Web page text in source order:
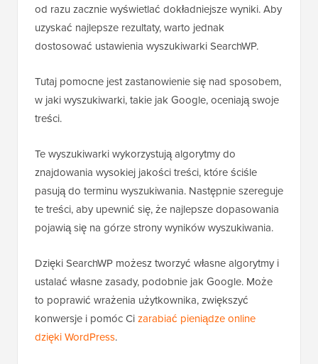
od razu zacznie wyświetlać dokładniejsze wyniki. Aby
uzyskać najlepsze rezultaty, warto jednak
dostosować ustawienia wyszukiwarki SearchWP.
Tutaj pomocne jest zastanowienie się nad sposobem,
w jaki wyszukiwarki, takie jak Google, oceniają swoje
treści.
Te wyszukiwarki wykorzystują algorytmy do
znajdowania wysokiej jakości treści, które ściśle
pasują do terminu wyszukiwania. Następnie szereguje
te treści, aby upewnić się, że najlepsze dopasowania
pojawią się na górze strony wyników wyszukiwania.
Dzięki SearchWP możesz tworzyć własne algorytmy i
ustalać własne zasady, podobnie jak Google. Może
to poprawić wrażenia użytkownika, zwiększyć
konwersje i pomóc Cizarabiać pieniądze online
dzięki WordPress.